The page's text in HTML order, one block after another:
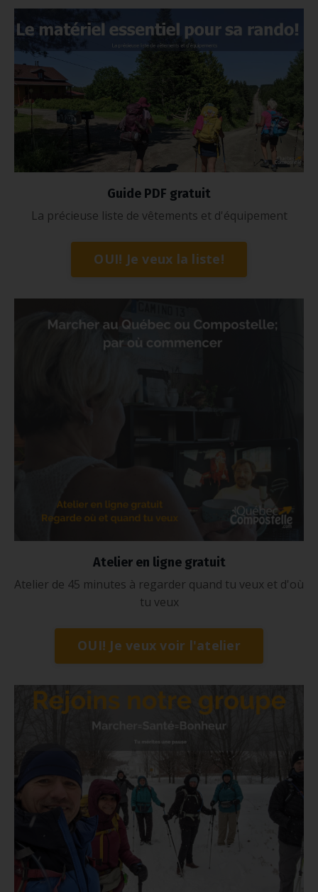
Guide PDF gratuit
La précieuse liste de vêtements et d'équipement
OUI! Je veux la liste!
Atelier en ligne gratuit
Atelier de 45 minutes à regarder quand tu veux et d'où
tu veux
OUI! Je veux voir l'atelier